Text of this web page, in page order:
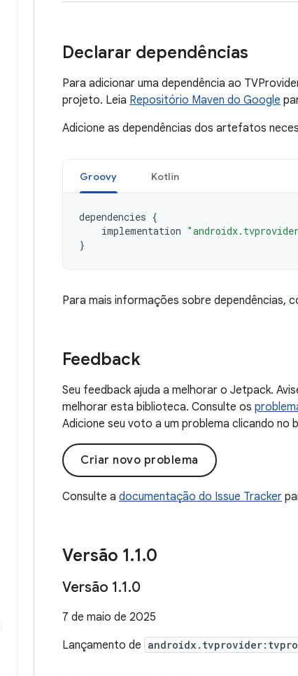
Declarar dependências
Para adicionar uma dependência ao
projeto. Leia Repositório Maven do Google
Adicione as dependências dos artefatos
Groovy Kotlin
dependencies {
implementation
}
Para mais informações sobre dependências,
Feedback
Seu feedback ajuda a melhorar o Jetpack.
melhorar esta biblioteca. Consulte os
Adicione seu voto a um problema clicando no
Criar novo problema
Consulte a documentação do Issue Tracker
Versão 1.1.0
Versão 1.1.0
7 de maio de 2025
Lançamento de